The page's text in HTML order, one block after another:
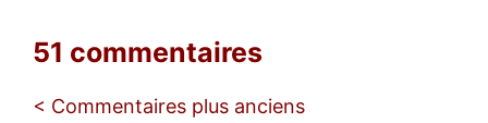
51 commentaires
Navigation
< Commentaires plus anciens